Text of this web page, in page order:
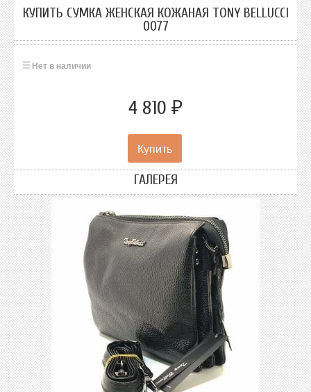
КУПИТЬ СУМКА ЖЕНСКАЯ КОЖАНАЯ TONY BELLUCCI
0077
Нет в наличии
4 810 ₽
ГАЛЕРЕЯ